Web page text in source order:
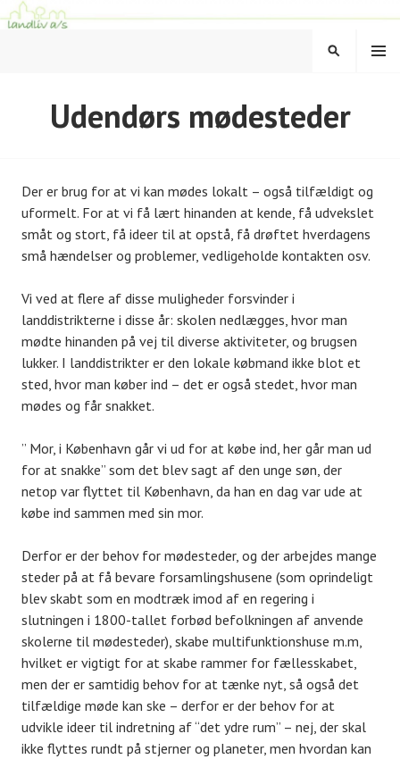
Hop
til
LANDLIV
MENU
SØG
Udendørs mødesteder
Der er brug for at vi kan mødes lokalt – også tilfældigt og
uformelt. For at vi få lært hinanden at kende, få udvekslet
småt og stort, få ideer til at opstå, få drøftet hverdagens
små hændelser og problemer, vedligeholde kontakten osv.
Vi ved at flere af disse muligheder forsvinder i
landdistrikterne i disse år: skolen nedlægges, hvor man
mødte hinanden på vej til diverse aktiviteter, og brugsen
lukker. I landdistrikter er den lokale købmand ikke blot et
sted, hvor man køber ind – det er også stedet, hvor man
mødes og får snakket.
” Mor, i København går vi ud for at købe ind, her går man ud
for at snakke” som det blev sagt af den unge søn, der
netop var flyttet til København, da han en dag var ude at
købe ind sammen med sin mor.
Derfor er der behov for mødesteder, og der arbejdes mange
steder på at få bevare forsamlingshusene (som oprindeligt
blev skabt som en modtræk imod af en regering i
slutningen i 1800-tallet forbød befolkningen af anvende
skolerne til mødesteder), skabe multifunktionshuse m.m,
hvilket er vigtigt for at skabe rammer for fællesskabet,
men der er samtidig behov for at tænke nyt, så også det
tilfældige møde kan ske – derfor er der behov for at
udvikle ideer til indretning af “det ydre rum” – nej, der skal
ikke flyttes rundt på stjerner og planeter, men hvordan kan